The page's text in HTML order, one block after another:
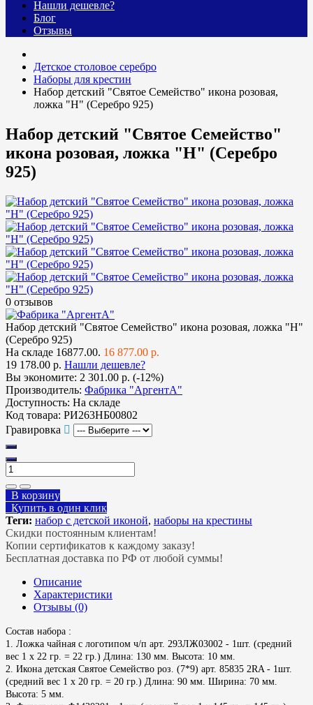
Нашли дешевле?
Блог
Отзывы
Детское столовое серебро
Наборы для крестин
Набор детский "Святое Семейство" икона розовая,
ложка "Н" (Серебро 925)
Набор детский "Святое Семейство"
икона розовая, ложка "Н" (Серебро
925)
0 отзывов
Набор детский "Святое Семейство" икона розовая, ложка "Н"
(Серебро 925)
На складе 16877.00. 16 877.00 р.
19 178.00 р. Нашли дешевле?
Вы экономите: 2 301.00 р. (-12%)
Производитель: Фабрика "АргентА"
Доступность: На складе
Код товара: РИ263НБ00802
Гравировка
В корзину
Купить в один клик
Теги: набор с детской иконой, наборы на крестины
Скидки постоянным клиентам!
Копии сертификатов к каждому заказу!
Бесплатная доставка по РФ от любой суммы!
Описание
Характеристики
Отзывы (0)
Состав набора :
1. Ложка чайная с логотипом ч/п арт. 293ЛЖ03002 - 1шт. (средний
вес 1 х 22 гр. = 22 гр.) Длина: 130 мм. Высота: 10 мм.
2. Икона детская Святое Семейство роз. (7*9) арт. 85835 2RA - 1шт.
(средний вес 1 х 20 гр. = 20 гр.) Длина: 90 мм. Ширина: 70 мм.
Высота: 5 мм.